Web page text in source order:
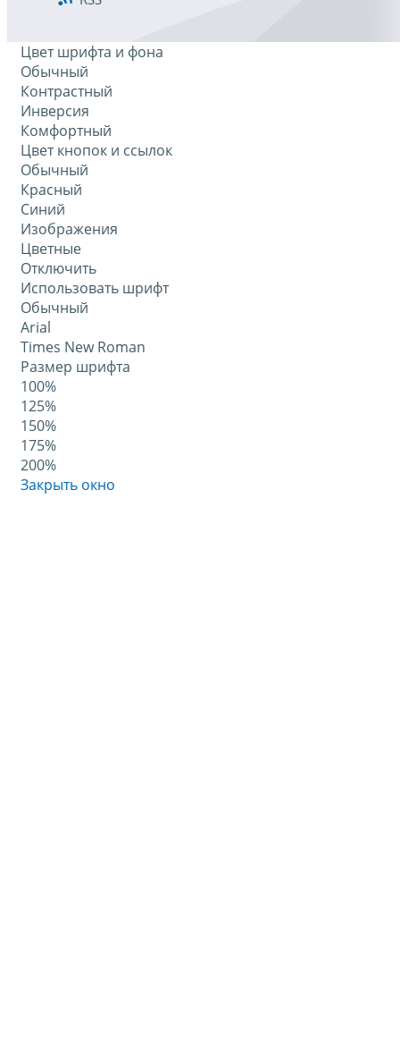
Цвет шрифта и фона
Обычный
Контрастный
Инверсия
Комфортный
Цвет кнопок и ссылок
Обычный
Красный
Синий
Изображения
Цветные
Отключить
Использовать шрифт
Обычный
Arial
Times New Roman
Размер шрифта
100%
125%
150%
175%
200%
Закрыть окно